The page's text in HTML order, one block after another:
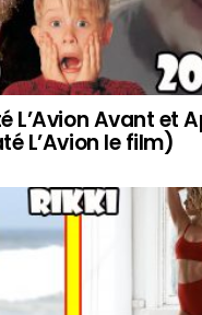
L’Avion Avant et
L’Avion le film)